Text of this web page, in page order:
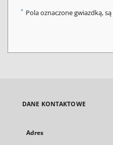
* Pola oznaczone gwiazdką,
DANE KONTAKTOWE
Adres